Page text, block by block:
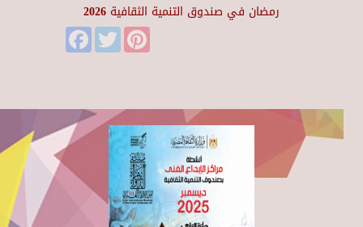
رمضان في صندوق التنمية الثقافية 2026
FacebookTwitter